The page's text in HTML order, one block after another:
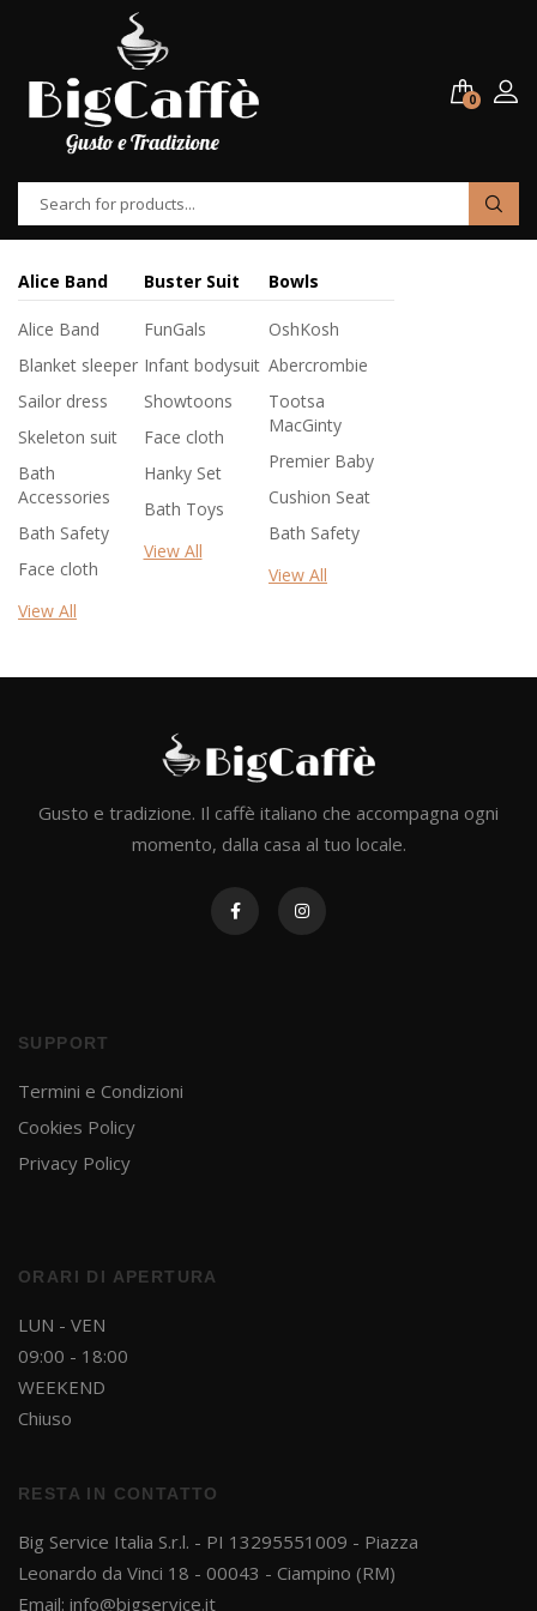
0
Alice Band
Alice Band
Blanket sleeper
Sailor dress
Skeleton suit
Bath
Accessories
Bath Safety
Face cloth
View All
Buster Suit
FunGals
Infant bodysuit
Showtoons
Face cloth
Hanky Set
Bath Toys
View All
Bowls
OshKosh
Abercrombie
Tootsa
MacGinty
Premier Baby
Cushion Seat
Bath Safety
View All
Gusto e tradizione. Il caffè italiano che accompagna ogni
momento, dalla casa al tuo locale.
SUPPORT
Termini e Condizioni
Cookies Policy
Privacy Policy
ORARI DI APERTURA
LUN - VEN
09:00 - 18:00
WEEKEND
Chiuso
RESTA IN CONTATTO
Big Service Italia S.r.l. - PI 13295551009 - Piazza
Leonardo da Vinci 18 - 00043 - Ciampino (RM)
Email: info@bigservice.it